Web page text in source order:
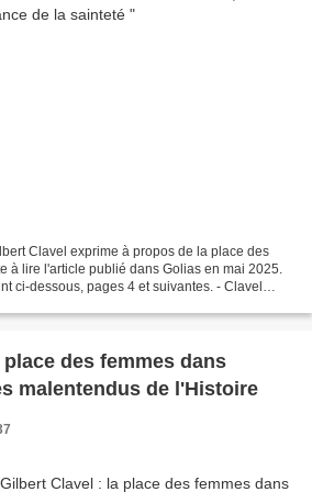
Clavel exprime à propos de la place des
à lire l'article publié dans Golias en mai 2025.
dessous, pages 4 et suivantes. - Clavel
des femmes dans
malentendus de l'Histoire